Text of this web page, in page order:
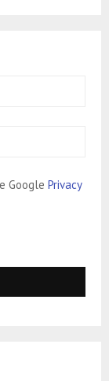
Google Privacy